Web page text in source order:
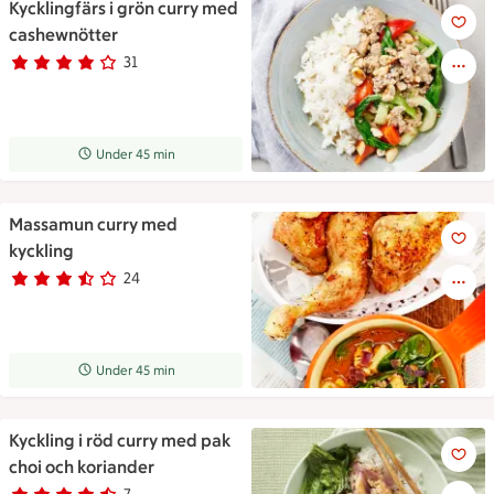
Kycklingfärs i grön curry med
cashewnötter
Betyg 3.9 av 5. 31
31 personer har röstat
Receptet tar Under 45 min att tillaga
Under 45 min
Kycklingfärs i grön curry med
Massamun curry med
kyckling
Betyg 3.1 av 5. 24
24 personer har röstat
Receptet tar Under 45 min att tillaga
Under 45 min
Massamun curry med kyckling
Kyckling i röd curry med pak
choi och koriander
Kyckling i röd curry med pak